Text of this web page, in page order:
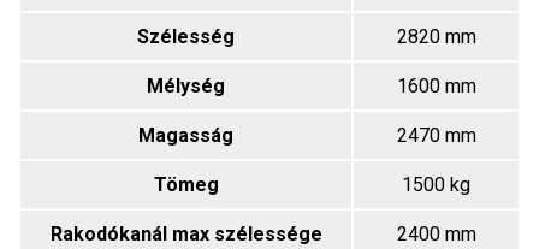
Szélesség 2820 mm
Mélység 1600 mm
Magasság 2470 mm
Tömeg 1500 kg
Rakodókanál max szélessége 2400 mm